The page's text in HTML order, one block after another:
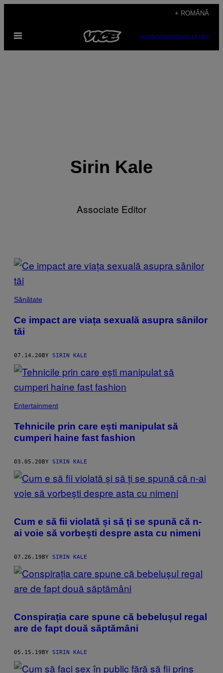
content
+ ROMÂNĂ
Open
SUBSCRIBENEWSLETTER
Sirin Kale
Associate Editor
POSTS
BY
THIS
AUTHOR
Sănătate
Ce impact are viața sexuală asupra sânilor
tăi
07.14.20BY SIRIN KALE
Entertainment
Tehnicile prin care ești manipulat să
cumperi haine fast fashion
03.05.20BY SIRIN KALE
Cum e să fii violată și să ți se spună că n-
ai voie să vorbești despre asta cu nimeni
07.26.19BY SIRIN KALE
Conspirația care spune că bebelușul regal
are de fapt două săptămâni
05.15.19BY SIRIN KALE